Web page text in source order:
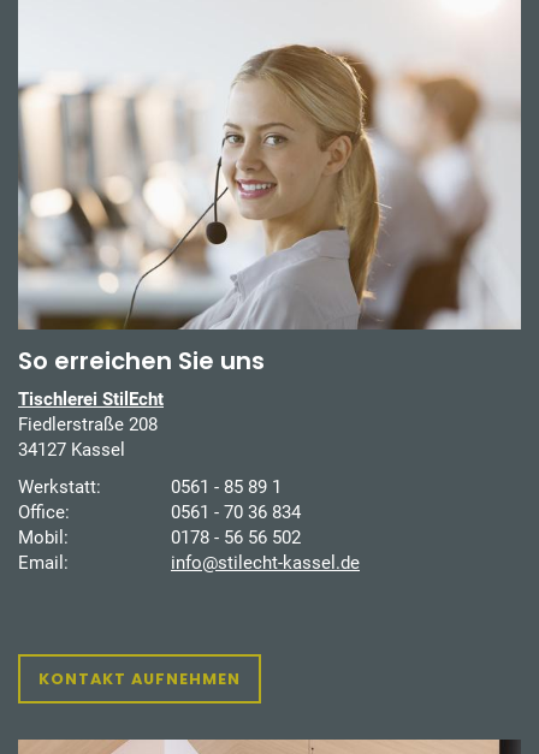
So erreichen Sie uns
Tischlerei StilEcht
Fiedlerstraße 208
34127 Kassel
Werkstatt:
0561 - 85 89 1
Office:
0561 - 70 36 834
Mobil:
0178 - 56 56 502
Email:
info@stilecht-kassel.de
KONTAKT AUFNEHMEN